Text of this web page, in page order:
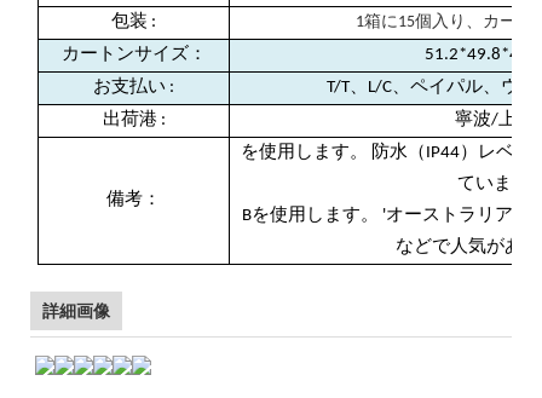
包装 :
1箱に15個入り、カート
カートンサイズ：
お支払い :
T/T、L/C、ペイパル、ウ
出荷港 : 寧波/上海
備考：
を使用します。 防水（IP44）レベ
ています
Bを使用します。 'オーストラリア、
などで人気があ
詳細画像